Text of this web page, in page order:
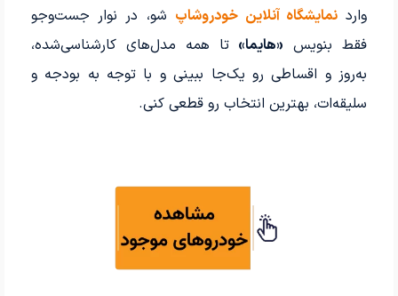
واردنمایشگاه آنلاین خودروشاپ شو، در نوار جست‌وجو
فقط بنویس «هایما» تا همه مدل‌های کارشناسی‌شده،
به‌روز و اقساطی رو یک‌جا ببینی و با توجه به بودجه و
سلیقه‌ات، بهترین انتخاب رو قطعی کنی.